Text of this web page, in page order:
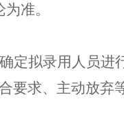
准。
定拟录用人员进
要求、主动放弃